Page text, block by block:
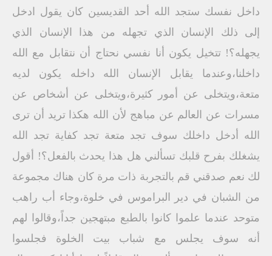
داخل نفسك ستجد الله أحد القديسين كان يقول ادخل
إلى ذلك الإنسان الذي تجهله من هذا الإنسان الذي
يجهله؟! تتخيل يكون أنا نفسي نحتاج أن نتقابل مع الله
داخلنا،وعندما يقابل الإنسان الله داخله يكون لديه
متعة،ويتخلى عن أمور كثيرة،ويتخلى عن أشخاص عن
مسرات عن العالم عن مباهج لأن الله هكذا تريد أن ترى
الله أدخل داخلك سوف تجد متعة تجد كفاية تجد الله
يشغلك بفرح قلبك تسألني هل هذا يحدث بالفعل؟! أقول
لك نعم صدقني قم بالتجربة ذات مرة كان هناك مجموعة
من الشبان في دير البراموس في خلوة،وجاء أب راهب
متوحد عندما علموا كانوا بالطبع مبتهجين جداً،وقالوا لهم
أنه سوف يجلس مع شباب بيت الخلوة فجلسوا